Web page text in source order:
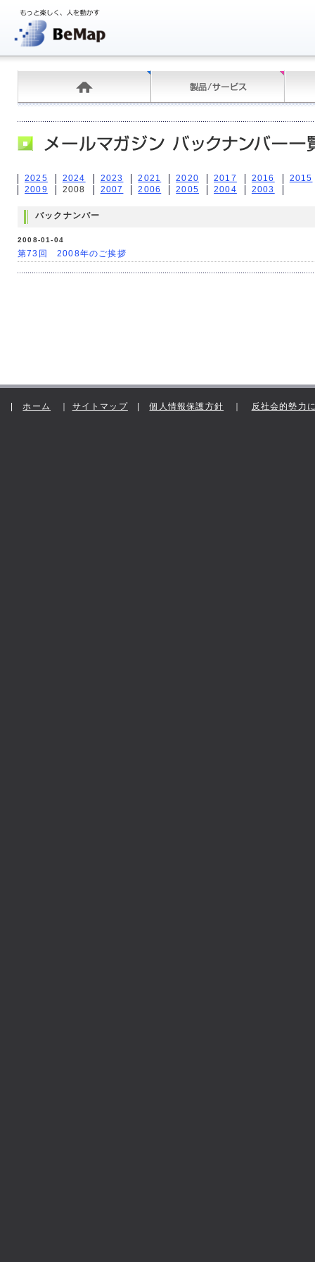
2025 2024 2023 2021 2020 2017 2016
2015
2009
2008 2007 2006 2005 2004 2003
バックナンバー
2008-01-04
第73回 2008年のご挨拶
|ホーム サイトマップ|個人情報保護方針 反社会的勢力